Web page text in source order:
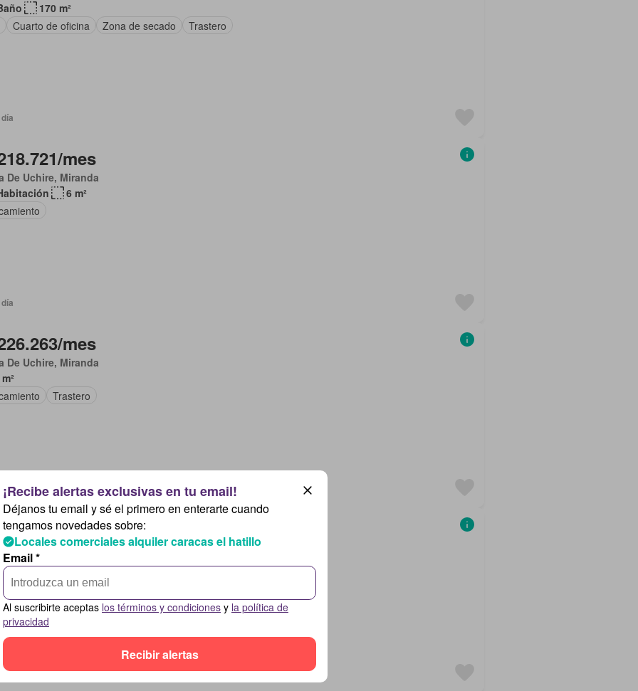
170 m²
Cuarto de oficina Zona de secado Trastero
mes
De Uchire, Miranda
6 m²
mes
De Uchire, Miranda
Trastero
mes
De Uchire, Miranda
19 m²
Seguridad
Déjanos tu email y sé el primero en enterarte cuando
tengamos novedades sobre:
Locales comerciales alquiler caracas el hatillo
Email *
Al suscribirte aceptas los términos y condiciones y la política de
privacidad
Recibir alertas